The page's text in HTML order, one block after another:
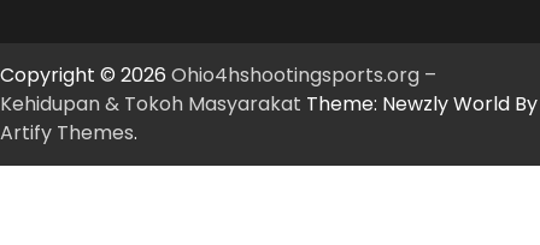
Copyright © 2026 Ohio4hshootingsports.org –
Kehidupan & Tokoh Masyarakat Theme: Newzly World By
Artify Themes.